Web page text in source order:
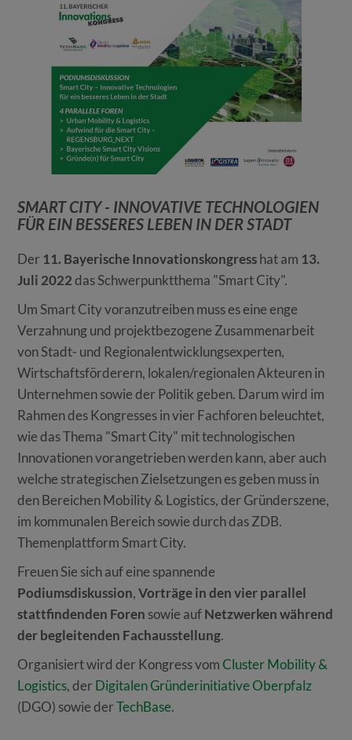
SMART CITY - INNOVATIVE TECHNOLOGIEN
FÜR EIN BESSERES LEBEN IN DER STADT
Der11. Bayerische Innovationskongresshat am 13.
Juli 2022das Schwerpunktthema "Smart City".
Um Smart City voranzutreiben muss es eine enge
Verzahnung und projektbezogene Zusammenarbeit
von Stadt- und Regionalentwicklungsexperten,
Wirtschaftsförderern, lokalen/regionalen Akteuren in
Unternehmen sowie der Politik geben. Darum wird im
Rahmen des Kongresses in vier Fachforen beleuchtet,
wie das Thema "Smart City" mit technologischen
Innovationen vorangetrieben werden kann, aber auch
welche strategischen Zielsetzungen es geben muss in
den Bereichen Mobility & Logistics, der Gründerszene,
im kommunalen Bereich sowie durch das ZDB.
Themenplattform Smart City.
Freuen Sie sich auf eine spannende
Podiumsdiskussion,Vorträge in den vier parallel
stattfindenden Foren sowie aufNetzwerken während
der begleitenden Fachausstellung.
Organisiert wird der Kongress vomCluster Mobility &
Logistics, derDigitalen Gründerinitiative Oberpfalz
(DGO) sowie derTechBase.